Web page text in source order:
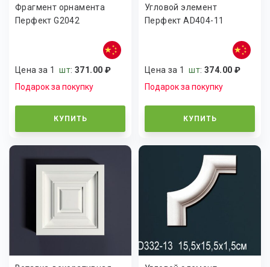
Фрагмент орнамента
Перфект G2042
Цена за 1шт:371.00 ₽
Подарок за покупку
КУПИТЬ
Угловой элемент
Перфект AD404-11
Цена за 1шт:374.00 ₽
Подарок за покупку
КУПИТЬ